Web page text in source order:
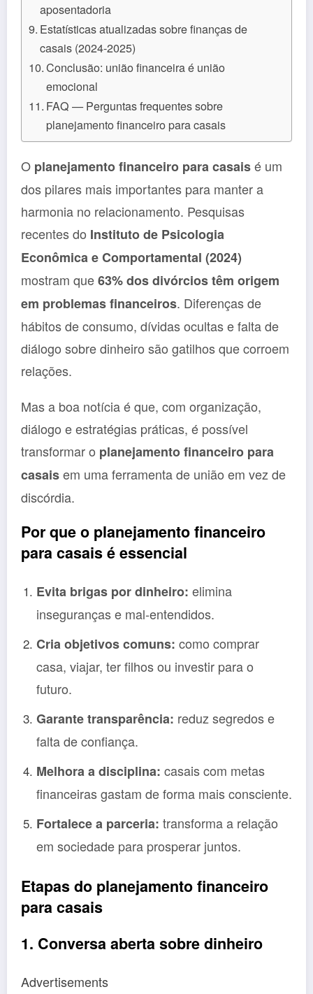
aposentadoria
Estatísticas atualizadas sobre finanças de
casais (2024-2025)
Conclusão: união financeira é união
emocional
FAQ — Perguntas frequentes sobre
planejamento financeiro para casais
O planejamento financeiro para casaisé um
dos pilares mais importantes para manter a
harmonia no relacionamento. Pesquisas
recentes do Instituto de Psicologia
Econômica e Comportamental (2024)
mostram que63% dos divórcios têm origem
em problemas financeiros. Diferenças de
hábitos de consumo, dívidas ocultas e falta de
diálogo sobre dinheiro são gatilhos que corroem
relações.
Mas a boa notícia é que, com organização,
diálogo e estratégias práticas, é possível
transformar o planejamento financeiro para
casaisem uma ferramenta de união em vez de
discórdia.
Por que o planejamento financeiro
para casais é essencial
Evita brigas por dinheiro: elimina
inseguranças e mal-entendidos.
Cria objetivos comuns: como comprar
casa, viajar, ter filhos ou investir para o
futuro.
Garante transparência: reduz segredos e
falta de confiança.
Melhora a disciplina: casais com metas
financeiras gastam de forma mais consciente.
Fortalece a parceria: transforma a relação
em sociedade para prosperar juntos.
Etapas do planejamento financeiro
para casais
1. Conversa aberta sobre dinheiro
Advertisements